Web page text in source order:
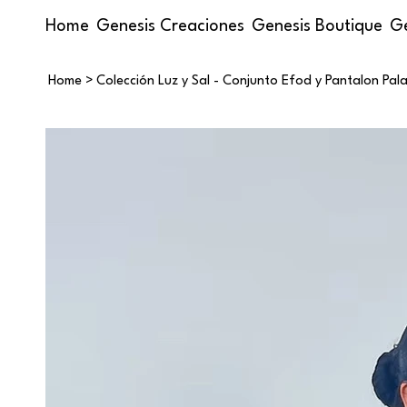
Home Genesis Creaciones Genesis Boutique
Home > Colección Luz y Sal - Conjunto Efod y Pantalon